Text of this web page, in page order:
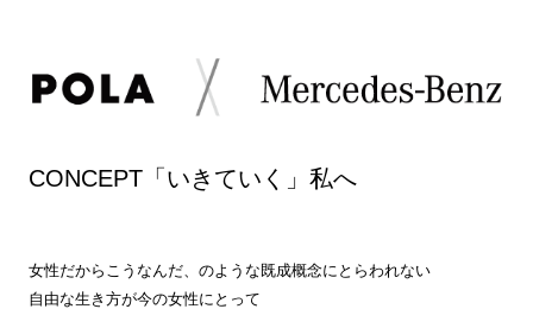
CONCEPT「いきていく」私へ
女性だからこうなんだ、のような既成概念にとらわれない
自由な生き方が今の女性にとって